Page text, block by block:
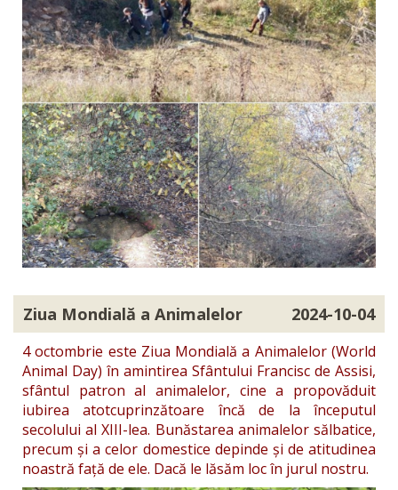
Ziua Mondială a Animalelor 2024-10-04
4 octombrie este Ziua Mondială a Animalelor (World
Animal Day) în amintirea Sfântului Francisc de Assisi,
sfântul patron al animalelor, cine a propovăduit
iubirea atotcuprinzătoare încă de la începutul
secolului al XIII-lea. Bunăstarea animalelor sălbatice,
precum și a celor domestice depinde și de atitudinea
noastră față de ele. Dacă le lăsăm loc în jurul nostru.